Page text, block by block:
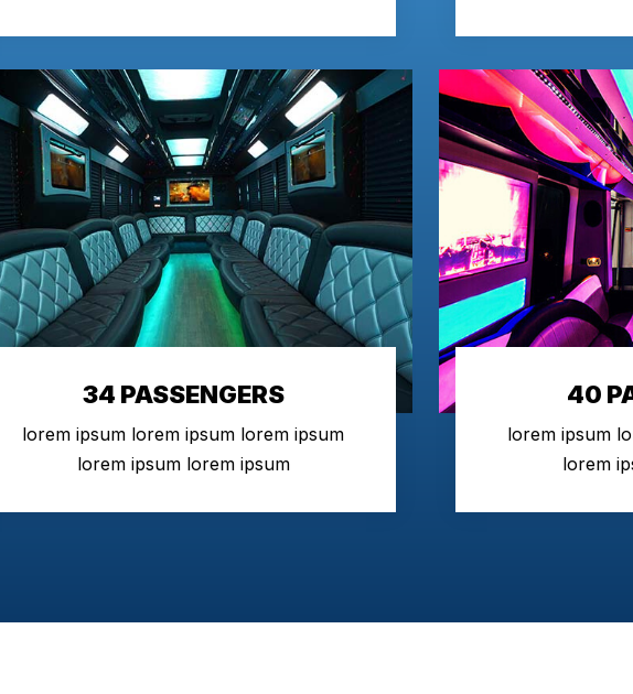
34 PASSENGERS
lorem ipsum lorem ipsum lorem ipsum
lorem ipsum lorem ipsum
40
lorem ipsum
lorem